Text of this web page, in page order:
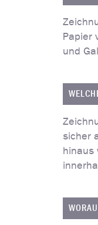
Papier
und
sicher
hinaus